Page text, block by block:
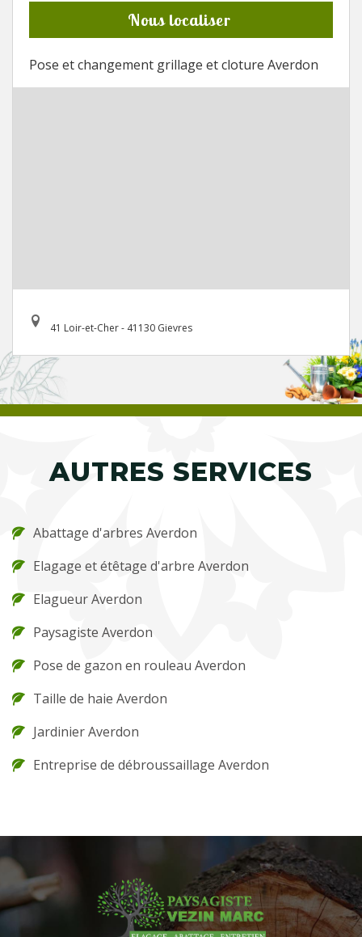
Nous localiser
Pose et changement grillage et cloture Averdon
41 Loir-et-Cher - 41130 Gievres
AUTRES SERVICES
Abattage d'arbres Averdon
Elagage et étêtage d'arbre Averdon
Elagueur Averdon
Paysagiste Averdon
Pose de gazon en rouleau Averdon
Taille de haie Averdon
Jardinier Averdon
Entreprise de débroussaillage Averdon